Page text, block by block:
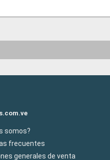
somos?
frecuentes
generales de venta